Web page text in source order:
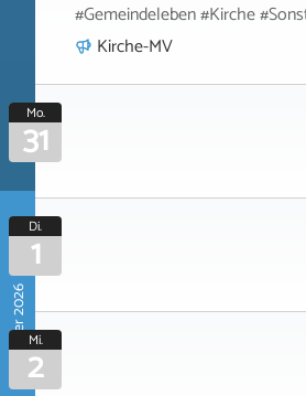
#Gemeindeleben #Kirche
Kirche-MV
Mo.
31
September 2026
Di.
1
Mi.
2